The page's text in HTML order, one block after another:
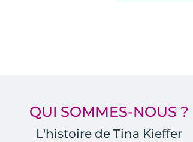
QUI SOMMES-NOUS ?
L'histoire de Tina Kieffer